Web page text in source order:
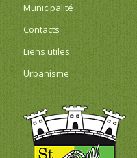
Municipalité
Contacts
Liens utiles
Urbanisme